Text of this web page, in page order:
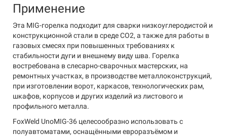
Применение
Эта MIG-горелка подходит для сварки низкоуглеродистой и
конструкционной стали в среде CO2, а также для работы в
газовых смесях при повышенных требованиях к
стабильности дуги и внешнему виду шва. Горелка
востребована в слесарно-сварочных мастерских, на
ремонтных участках, в производстве металлоконструкций,
при изготовлении ворот, каркасов, технологических рам,
шкафов, корпусов и других изделий из листового и
профильного металла.
FoxWeld UnoMIG-36 целесообразно использовать с
полуавтоматами, оснащёнными евроразъёмом и